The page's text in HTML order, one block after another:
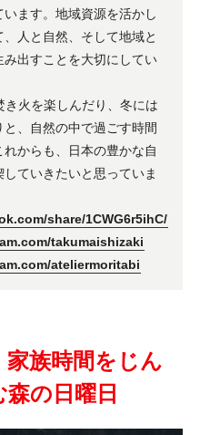
ます。地域資源を活かし
人と自然、そして地域と
出すことを大切にしてい
き火を楽しんだり、冬には
、自然の中で過ごす時間
からも、日本の豊かな自
ていきたいと思っていま
share/1CWG6r5ihC/
takumaishizaki
ateliermoritabi
族時間をじん
の日曜日